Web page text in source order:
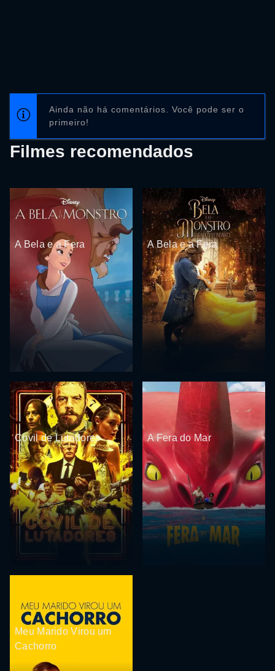
Ainda não há comentários. Você pode ser o
primeiro!
Filmes recomendados
A Bela e a Fera A Bela e a Fera
Covil de Lutadores A Fera do Mar
Meu Marido Virou um
Cachorro